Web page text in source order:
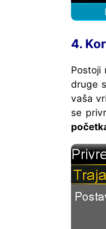
4.
Postoji
druge
vaša
se